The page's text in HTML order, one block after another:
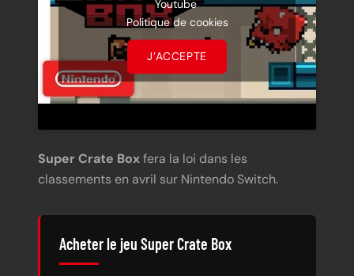
Youtube
Politique de cookies
J’ACCEPTE
Super Crate Boxfera la loi dans les
classements en avril sur Nintendo Switch.
Acheter le jeu Super Crate Box